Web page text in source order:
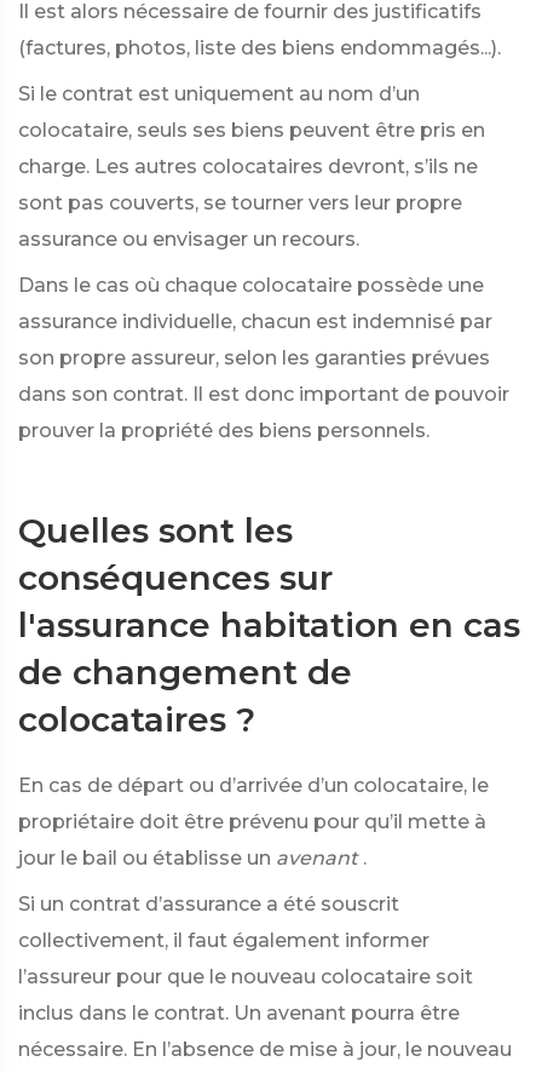
Il est alors nécessaire de fournir des justificatifs
(factures, photos, liste des biens endommagés...).
Si le contrat est uniquement au nom d’un
colocataire, seuls ses biens peuvent être pris en
charge. Les autres colocataires devront, s’ils ne
sont pas couverts, se tourner vers leur propre
assurance ou envisager un recours.
Dans le cas où chaque colocataire possède une
assurance individuelle, chacun est indemnisé par
son propre assureur, selon les garanties prévues
dans son contrat. Il est donc important de pouvoir
prouver la propriété des biens personnels.
Quelles sont les
conséquences sur
l'assurance habitation en cas
de changement de
colocataires ?
En cas de départ ou d’arrivée d’un colocataire, le
propriétaire doit être prévenu pour qu’il mette à
jour le bail ou établisse un avenant .
Si un contrat d’assurance a été souscrit
collectivement, il faut également informer
l’assureur pour que le nouveau colocataire soit
inclus dans le contrat. Un avenant pourra être
nécessaire. En l’absence de mise à jour, le nouveau